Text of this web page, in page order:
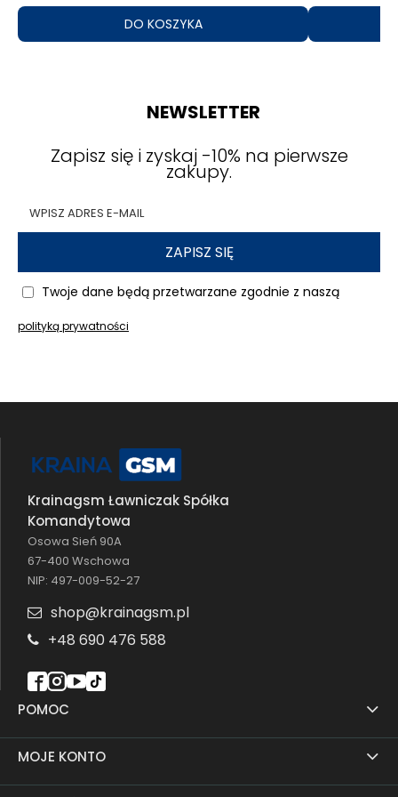
DO KOSZYKA
NEWSLETTER
Zapisz się i zyskaj -10% na pierwsze
zakupy.
ZAPISZ SIĘ
Twoje dane będą przetwarzane zgodnie z naszą
polityką prywatności
POMOC
MOJE KONTO
Krainagsm Ławniczak Spółka
Komandytowa
Osowa Sień 90A
67-400 Wschowa
NIP: 497-009-52-27
shop@krainagsm.pl
+48 690 476 588